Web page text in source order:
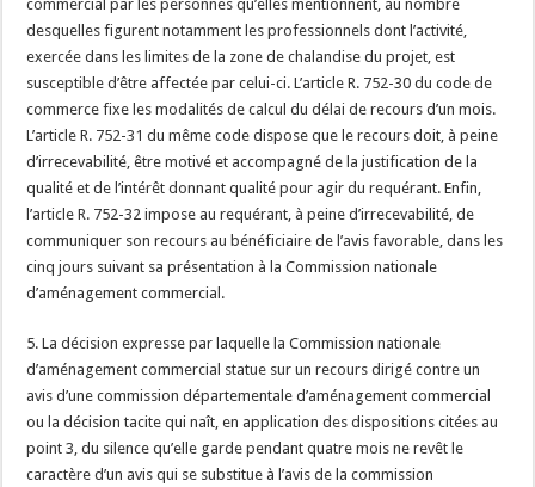
commercial par les personnes qu’elles mentionnent, au nombre
desquelles figurent notamment les professionnels dont l’activité,
exercée dans les limites de la zone de chalandise du projet, est
susceptible d’être affectée par celui-ci. L’article R. 752-30 du code de
commerce fixe les modalités de calcul du délai de recours d’un mois.
L’article R. 752-31 du même code dispose que le recours doit, à peine
d’irrecevabilité, être motivé et accompagné de la justification de la
qualité et de l’intérêt donnant qualité pour agir du requérant. Enfin,
l’article R. 752-32 impose au requérant, à peine d’irrecevabilité, de
communiquer son recours au bénéficiaire de l’avis favorable, dans les
cinq jours suivant sa présentation à la Commission nationale
d’aménagement commercial.
5. La décision expresse par laquelle la Commission nationale
d’aménagement commercial statue sur un recours dirigé contre un
avis d’une commission départementale d’aménagement commercial
ou la décision tacite qui naît, en application des dispositions citées au
point 3, du silence qu’elle garde pendant quatre mois ne revêt le
caractère d’un avis qui se substitue à l’avis de la commission